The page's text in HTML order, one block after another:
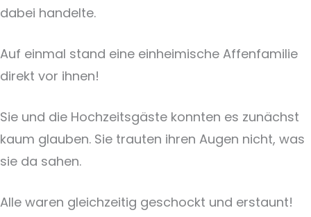
dabei handelte.
Auf einmal stand eine einheimische Affenfamilie
direkt vor ihnen!
Sie und die Hochzeitsgäste konnten es zunächst
kaum glauben. Sie trauten ihren Augen nicht, was
sie da sahen.
Alle waren gleichzeitig geschockt und erstaunt!